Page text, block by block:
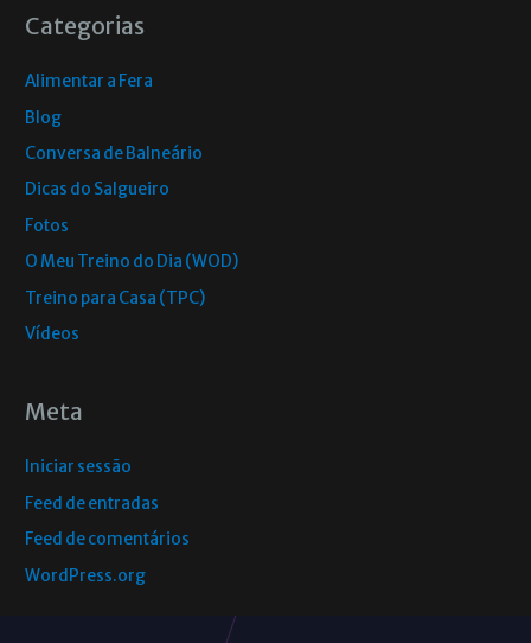
Categorias
Alimentar a Fera
Blog
Conversa de Balneário
Dicas do Salgueiro
Fotos
O Meu Treino do Dia (WOD)
Treino para Casa (TPC)
Vídeos
Meta
Iniciar sessão
Feed de entradas
Feed de comentários
WordPress.org